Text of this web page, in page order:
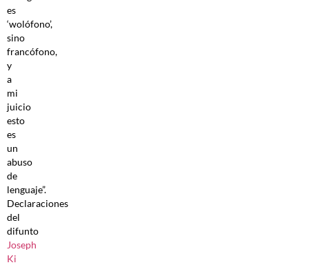
es
‘wolófono’,
sino
francófono,
y
a
mi
juicio
esto
es
un
abuso
de
lenguaje”.
Declaraciones
del
difunto
Joseph
Ki